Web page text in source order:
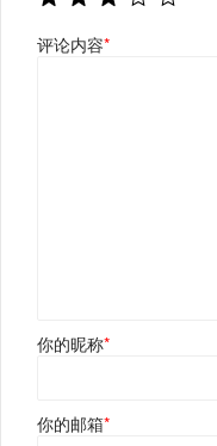
评论内容*
你的昵称*
你的邮箱*